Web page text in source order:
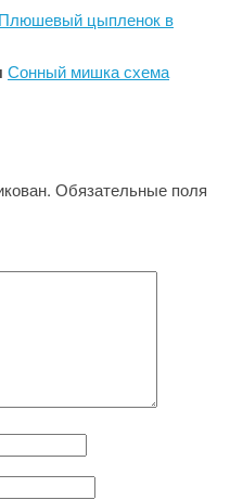
Плюшевый цыпленок в
Сонный мишка схема
Обязательные поля